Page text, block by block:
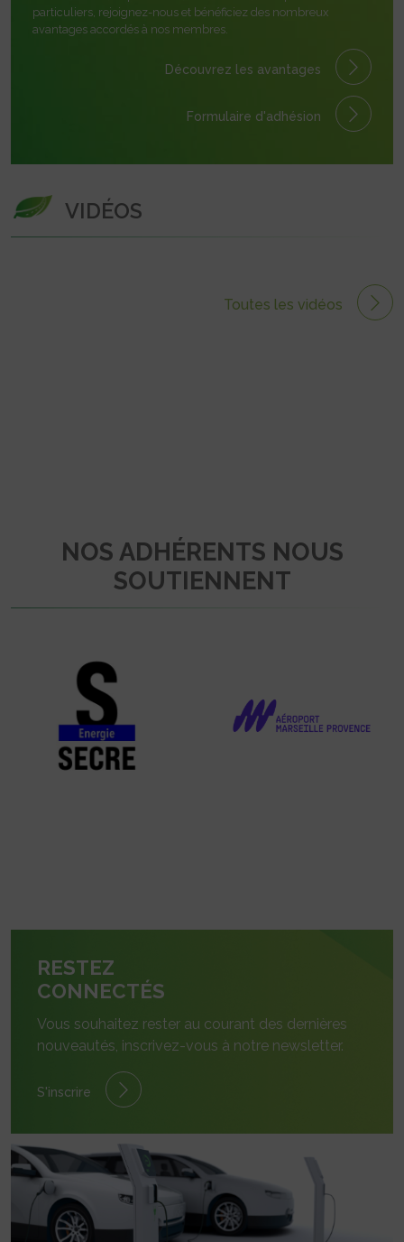
particuliers, rejoignez-nous et bénéficiez des nombreux
avantages accordés à nos membres.
Découvrez les avantages
Formulaire d'adhésion
VIDÉOS
Toutes les vidéos
NOS ADHÉRENTS NOUS
SOUTIENNENT
RESTEZ
CONNECTÉS
Vous souhaitez rester au courant des dernières
nouveautés, inscrivez-vous à notre newsletter.
S'inscrire